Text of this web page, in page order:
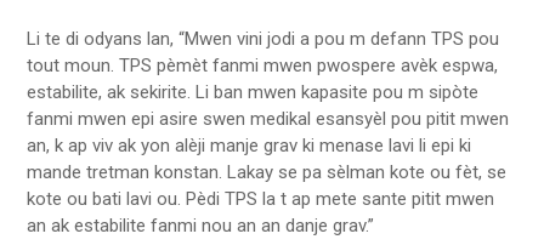
Li te di odyans lan, “Mwen vini jodi a pou m defann TPS pou
tout moun. TPS pèmèt fanmi mwen pwospere avèk espwa,
estabilite, ak sekirite. Li ban mwen kapasite pou m sipòte
fanmi mwen epi asire swen medikal esansyèl pou pitit mwen
an, k ap viv ak yon alèji manje grav ki menase lavi li epi ki
mande tretman konstan. Lakay se pa sèlman kote ou fèt, se
kote ou bati lavi ou. Pèdi TPS la t ap mete sante pitit mwen
an ak estabilite fanmi nou an an danje grav.”